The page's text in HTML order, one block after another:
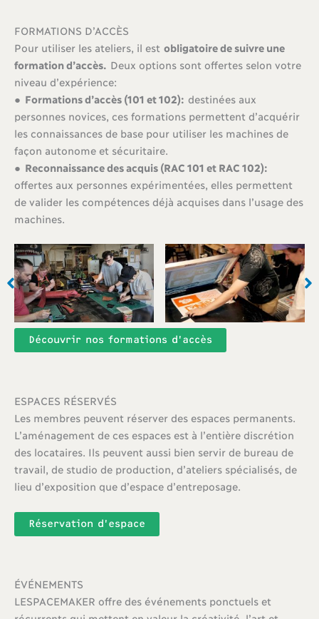
FORMATIONS D’ACCÈS
Pour utiliser les ateliers, il est obligatoire de suivre une
formation d’accès. Deux options sont offertes selon votre
niveau d’expérience:
● Formations d’accès (101 et 102): destinées aux
personnes novices, ces formations permettent d’acquérir
les connaissances de base pour utiliser les machines de
façon autonome et sécuritaire.
● Reconnaissance des acquis (RAC 101 et RAC 102):
offertes aux personnes expérimentées, elles permettent
de valider les compétences déjà acquises dans l’usage des
machines.
Découvrir nos formations d’accès
ESPACES RÉSERVÉS
Les membres peuvent réserver des espaces permanents.
L’aménagement de ces espaces est à l’entière discrétion
des locataires. Ils peuvent aussi bien servir de bureau de
travail, de studio de production, d’ateliers spécialisés, de
lieu d’exposition que d’espace d’entreposage.
Réservation d’espace
ÉVÉNEMENTS
LESPACEMAKER offre des événements ponctuels et